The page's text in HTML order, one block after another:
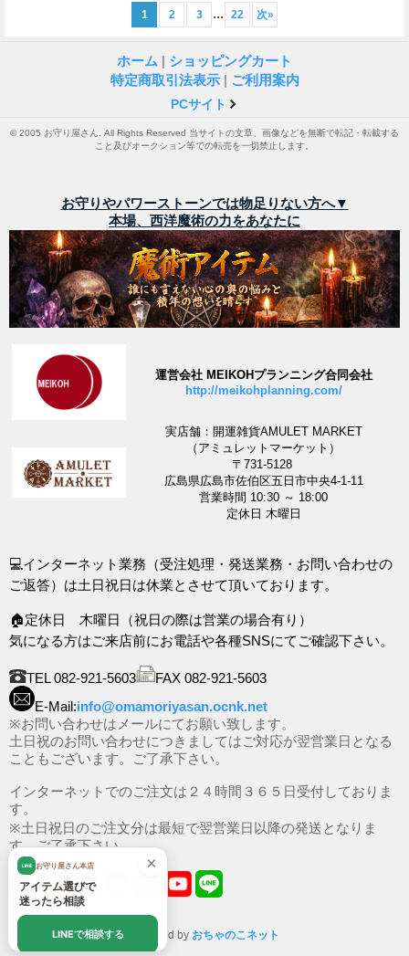
1 2 3 ... 22 次»
ホーム | ショッピングカート
特定商取引法表示 | ご利用案内
PCサイト
© 2005 お守り屋さん. All Rights Reserved 当サイトの文章、画像などを無断で転記・転載する
こと及びオークション等での転売を一切禁止します。
お守りやパワーストーンでは物足りない方へ▼
本場、西洋魔術の力をあなたに
運営会社 MEIKOHプランニング合同会社
http://meikohplanning.com/
実店舗：開運雑貨AMULET MARKET
（アミュレットマーケット）
〒731-5128
広島県広島市佐伯区五日市中央4-1-11
営業時間 10:30 ～ 18:00
定休日 木曜日
💻インターネット業務（受注処理・発送業務・お問い合わせの
ご返答）は土日祝日は休業とさせて頂いております。
🏠定休日 木曜日（祝日の際は営業の場合有り）
気になる方はご来店前にお電話や各種SNSにてご確認下さい。
TEL 082-921-5603
FAX 082-921-5603
E-Mail:info@omamoriyasan.ocnk.net
※お問い合わせはメールにてお願い致します。
土日祝のお問い合わせにつきましてはご対応が翌営業日となる
こともございます。ご了承下さい。
インターネットでのご注文は２４時間３６５日受付しておりま
す。
※土日祝日のご注文分は最短で翌営業日以降の発送となりま
す。ご了承下さい。
Powered by おちゃのこネット
×
LINE お守り屋さん本店
アイテム選びで
迷ったら相談
LINEで相談する